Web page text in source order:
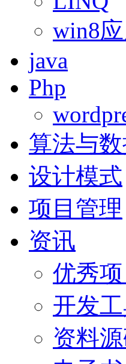
win8应
java
Php
算法与
设计模式
项目管理
资讯
优秀
开发
资料